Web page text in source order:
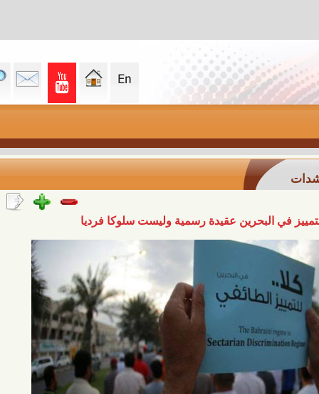
عقيدة رسمية وليست سلوكا فرديا